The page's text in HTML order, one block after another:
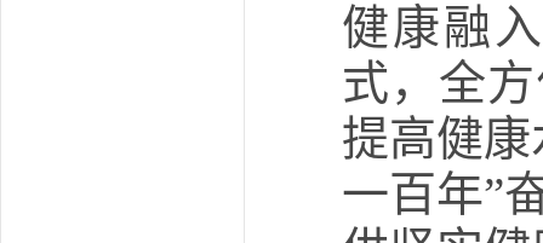
健康融
式，全
提高健
一百年”